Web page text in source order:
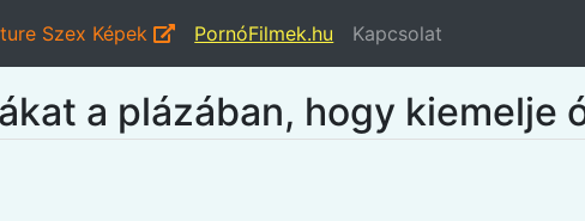
Szex Képek PornóFilmek.hu Kapcsolat
a plázában, hogy kiemelje